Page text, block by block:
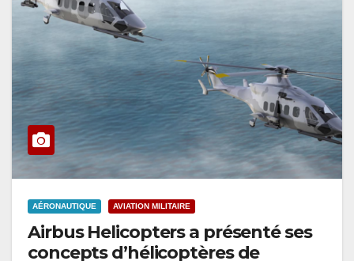
AÉRONAUTIQUE AVIATION MILITAIRE
Airbus Helicopters a présenté ses
concepts d’hélicoptères de